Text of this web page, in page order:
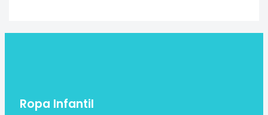
Ropa Infantil